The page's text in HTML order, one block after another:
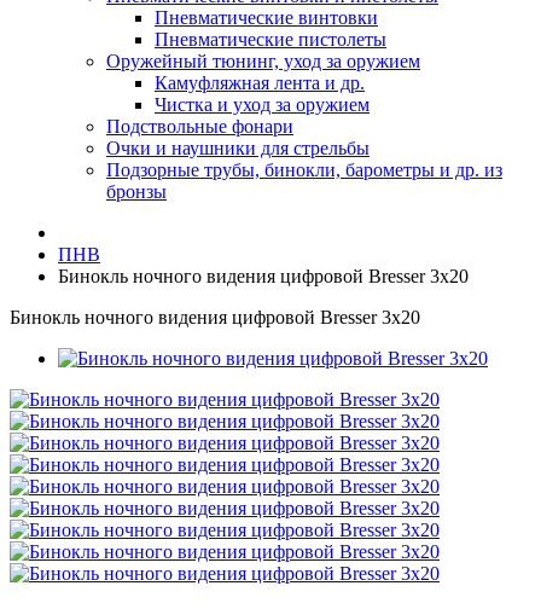
Пневматические винтовки
Пневматические пистолеты
Оружейный тюнинг, уход за оружием
Камуфляжная лента и др.
Чистка и уход за оружием
Подствольные фонари
Очки и наушники для стрельбы
Подзорные трубы, бинокли, барометры и др. из
бронзы
ПНВ
Бинокль ночного видения цифровой Bresser 3x20
Бинокль ночного видения цифровой Bresser 3x20